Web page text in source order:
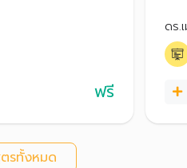
งและเหมาะสม สร้าง
ระยะยาว
ฟรี
คว
จำ
ปัง
ดร.
รทั้งหมด